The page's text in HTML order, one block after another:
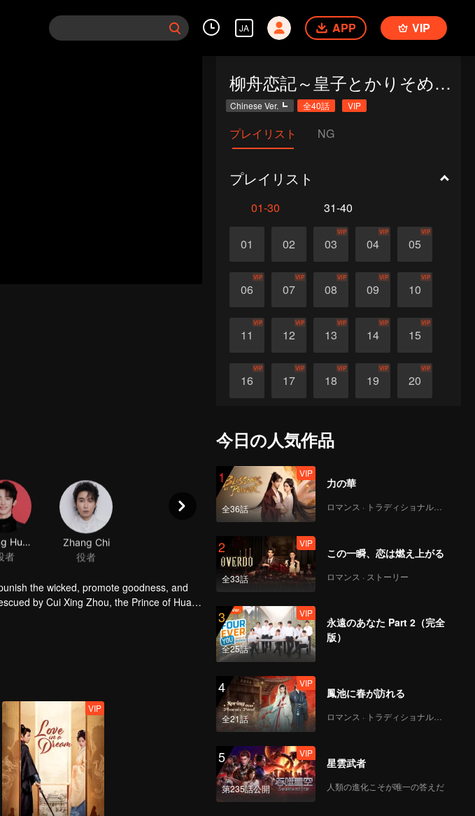
JA APP VIP
柳舟恋記～皇子とかりそめの花嫁～
Chinese Ver. 全40話 VIP
プレイリスト NG
プレイリスト
01-30 31-40
01 02 03
VIP
04
VIP
05
VIP
06
VIP
07
VIP
08
VIP
09
VIP
10
VIP
11
VIP
12
VIP
13
VIP
14
VIP
15
VIP
16
VIP
17
VIP
18
VIP
19
VIP
20
VIP
26 27
Chang Huasen
者
Zhang Chi
役者
the wicked, promote goodness, and
by Cui Xing Zhou, the Prince of Huai
husband, Cui Jiu. However, if their
VIP
今日の人気作品
1
全36話
VIP
力の華
ロマンス · トラディショナル・コスチューム
2
全33話
VIP
この一瞬、恋は燃え上がる
ロマンス · ストーリー
3
全25話
VIP
永遠のあなた Part 2（完全
版）
4
全21話
VIP
鳳池に春が訪れる
ロマンス · トラディショナル・コスチューム
5
第235話公開
VIP
星雲武者
人類の進化こそが唯一の答えだ